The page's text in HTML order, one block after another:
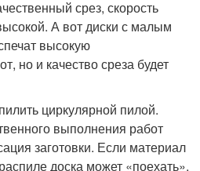
срез, скорость
А вот диски с малым
высокую
но и качество среза будет
циркулярной пилой.
выполнения работ
заготовки. Если материал
доска может «поехать»,